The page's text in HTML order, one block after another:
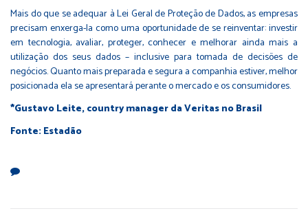
Mais do que se adequar à Lei Geral de Proteção de Dados, as empresas
precisam enxerga-la como uma oportunidade de se reinventar: investir
em tecnologia, avaliar, proteger, conhecer e melhorar ainda mais a
utilização dos seus dados – inclusive para tomada de decisões de
negócios. Quanto mais preparada e segura a companhia estiver, melhor
posicionada ela se apresentará perante o mercado e os consumidores.
*Gustavo Leite, country manager da Veritas no Brasil
Fonte: Estadão